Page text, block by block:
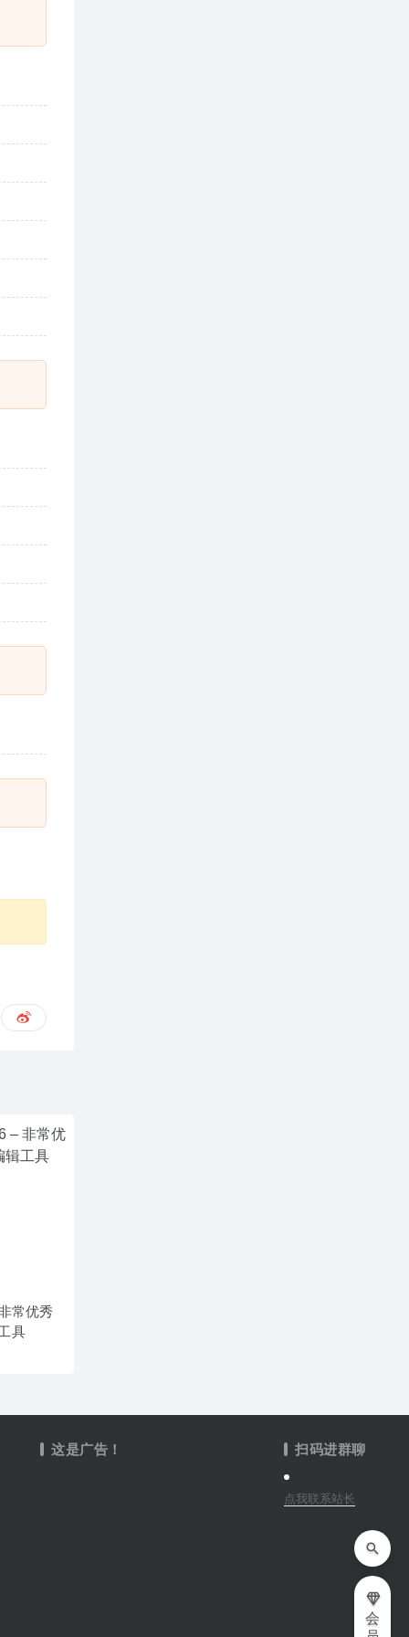
常优秀
具
这是广告！ 扫码进群聊
点我联系站长
会